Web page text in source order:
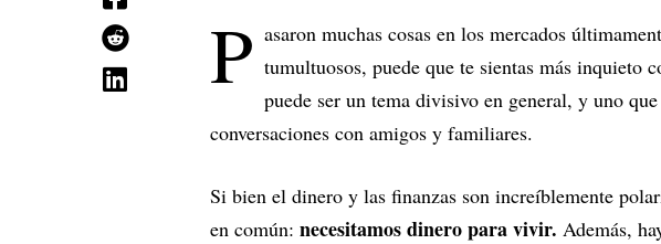
P asaron muchas cosas en los mercados
tumultuosos, puede que te sientas más inquieto
puede ser un tema divisivo en general, y uno
conversaciones con amigos y familiares.
Si bien el dinero y las finanzas son increíblemente
en común: necesitamos dinero para vivir. Además,